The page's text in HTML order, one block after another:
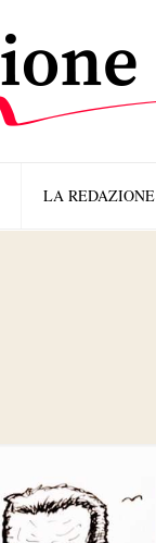
LA REDAZIONE